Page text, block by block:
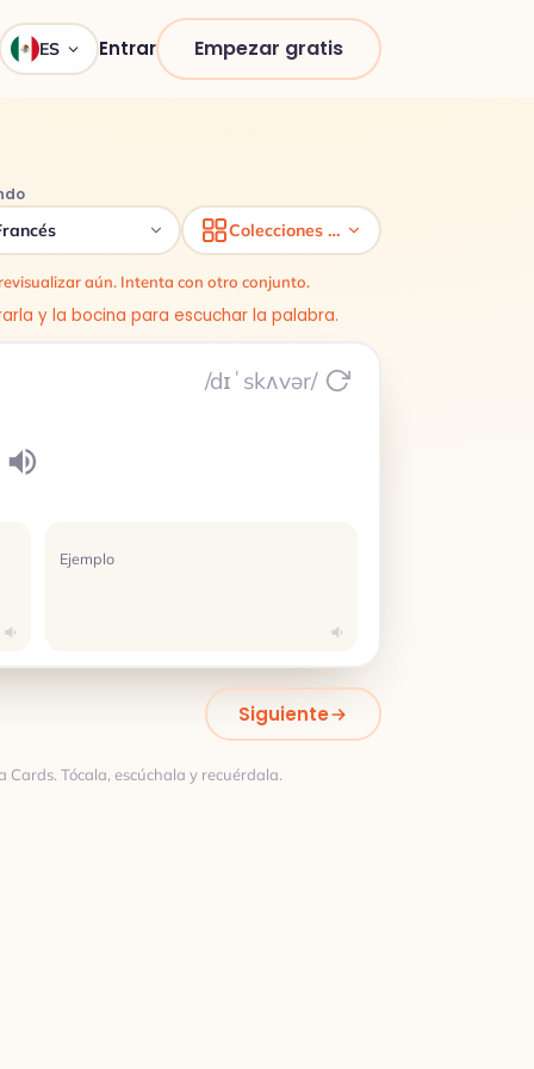
ES Entrar Empezar gratis
Colecciones de vocabulario
aún. Intenta con otro conjunto.
y la bocina para escuchar la palabra.
/dɪˈskʌvər/
Ejemplo
Siguiente
Tócala, escúchala y recuérdala.